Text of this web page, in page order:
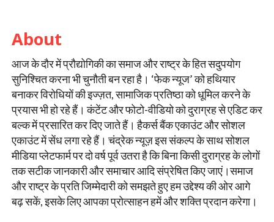
About
आज के दौर में प्रौद्योगिकी का समाज और राष्ट्र के हित सदुपयोग
सुनिश्चित करना भी चुनौती बन रहा है। ‘फेक न्यूज’ को हथियार
बनाकर विरोधियों की इज्ज़त, सामाजिक प्रतिष्ठा को धूमिल करने के
प्रयास भी हो रहे हैं। कंटेंट और फोटो-वीडियो को दुराग्रह से एडिट कर
बल्क में प्रसारित कर दिए जाते हैं। हैकर्स बैंक एकाउंट और सोशल
एकाउंट में सेंध लगा रहे हैं। चंद्रेक न्यूज़ इस संकल्प के साथ सोशल
मीडिया प्लेटफार्म पर दो वर्ष पूर्व उतरा है कि बिना किसी दुराग्रह के लोगों
तक सटीक जानकारी और समाचार आदि संप्रेषित किए जाएं।समाज
और राष्ट्र के प्रति जिम्मेदारी को समझते हुए हम उद्देश्य की ओर आगे
बढ़ सकें, इसके लिए आपका प्रोत्साहन हमें और शक्ति प्रदान करेगा।